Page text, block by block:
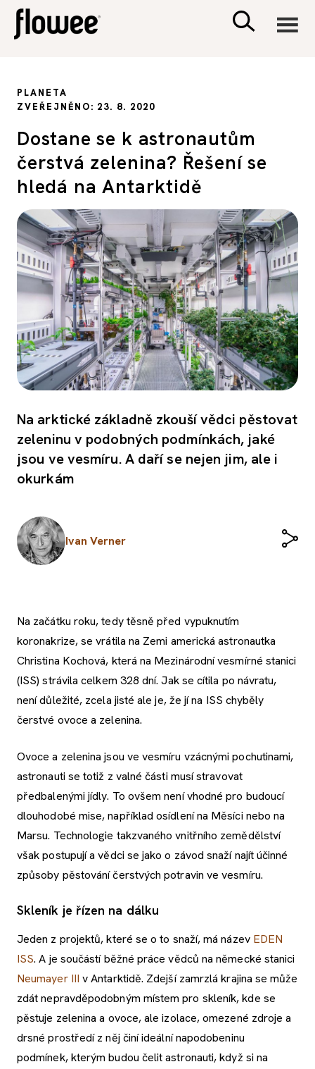
PSYCHOLOGIE
SEX A VZTAHY
PORADNA
PLANETA
ZVEŘEJNĚNO: 23. 8. 2020
Dostane se k astronautům
čerstvá zelenina? Řešení se
hledá na Antarktidě
Na arktické základně zkouší vědci pěstovat
zeleninu v podobných podmínkách, jaké
jsou ve vesmíru. A daří se nejen jim, ale i
okurkám
Ivan Verner
Na začátku roku, tedy těsně před vypuknutím
koronakrize, se vrátila na Zemi americká astronautka
Christina Kochová, která na Mezinárodní vesmírné stanici
(ISS) strávila celkem 328 dní. Jak se cítila po návratu,
není důležité, zcela jisté ale je, že jí na ISS chyběly
čerstvé ovoce a zelenina.
Ovoce a zelenina jsou ve vesmíru vzácnými pochutinami,
astronauti se totiž z valné části musí stravovat
předbalenými jídly. To ovšem není vhodné pro budoucí
dlouhodobé mise, například osídlení na Měsíci nebo na
Marsu. Technologie takzvaného vnitřního zemědělství
však postupují a vědci se jako o závod snaží najít účinné
způsoby pěstování čerstvých potravin ve vesmíru.
Skleník je řízen na dálku
Jeden z projektů, které se o to snaží, má název EDEN
ISS. A je součástí běžné práce vědců na německé stanici
Neumayer III v Antarktidě. Zdejší zamrzlá krajina se může
zdát nepravděpodobným místem pro skleník, kde se
pěstuje zelenina a ovoce, ale izolace, omezené zdroje a
drsné prostředí z něj činí ideální napodobeninu
podmínek, kterým budou čelit astronauti, když si na